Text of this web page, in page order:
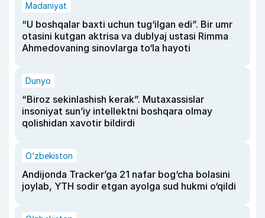
Madaniyat
“U boshqalar baxti uchun tug‘ilgan edi”. Bir umr
otasini kutgan aktrisa va dublyaj ustasi Rimma
Ahmedovaning sinovlarga to‘la hayoti
Dunyo
“Biroz sekinlashish kerak”. Mutaxassislar
insoniyat sun’iy intellektni boshqara olmay
qolishidan xavotir bildirdi
O‘zbekiston
Andijonda Tracker’ga 21 nafar bog‘cha bolasini
joylab, YTH sodir etgan ayolga sud hukmi o‘qildi